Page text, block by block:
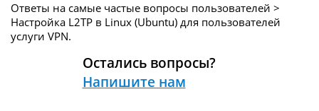
Ответы на самые частые вопросы пользователей >
Настройка L2TP в Linux (Ubuntu) для пользователей
услуги VPN.
Остались вопросы?
Напишите нам